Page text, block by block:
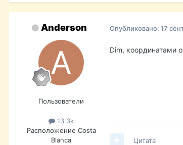
Anderson
Пользователи
13.3k
Расположение Costa
Blanca
Опубликовано: 17
Dim, координатами
Цитата